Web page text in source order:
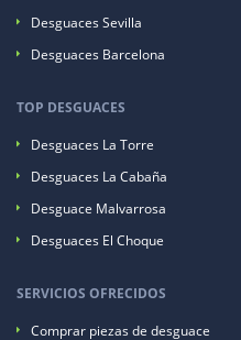
Desguaces Sevilla
Desguaces Barcelona
TOP DESGUACES
Desguaces La Torre
Desguaces La Cabaña
Desguace Malvarrosa
Desguaces El Choque
SERVICIOS OFRECIDOS
Comprar piezas de desguace